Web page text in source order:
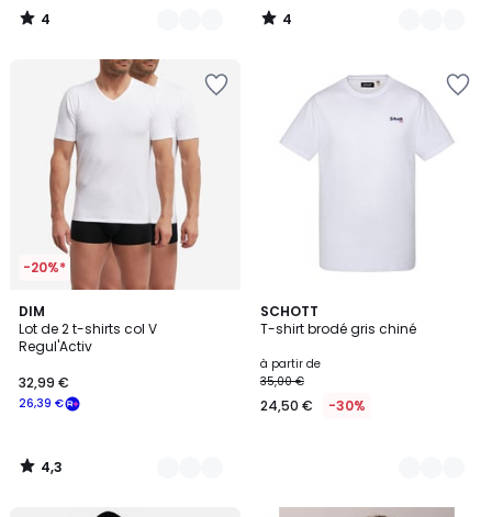
4
/
4
/
-20%*
DIM
Lot de 2 t-shirts col V
Regul'Activ
26,39 €
32,99 €
4,3
/ 5
2
Couleurs
4,3
/
SCHOTT
T-shirt brodé gris chiné
à partir de
35,00 €
24,50 € -30%
10
Couleurs